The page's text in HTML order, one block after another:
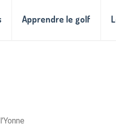
Apprendre le golf